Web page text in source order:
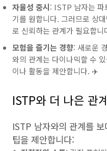
자율성 중시: ISTP 남자는 파
기를 원합니다. 그러므로 상
로 신뢰하는 관계가 필요합
모험을 즐기는 경향: 새로운
와의 관계는 다이나믹할 수
이나 활동을 제안합니다. ✈️
ISTP와 더 나은 관
ISTP 남자와의 관계를
팁을 제안합니다: